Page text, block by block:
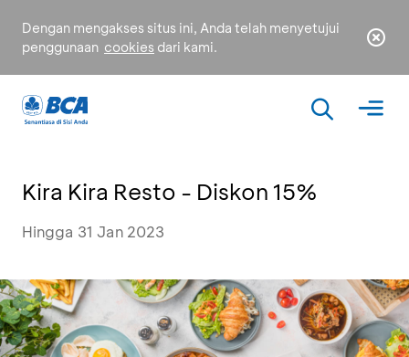
Dengan mengakses situs ini, Anda telah menyetujui
penggunaan cookies dari kami.
Kira Kira Resto - Diskon 15%
Hingga 31 Jan 2023